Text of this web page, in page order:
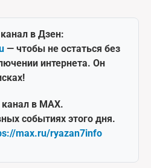
в Дзен:
— чтобы не остаться без
интернета. Он
в MAX.
событиях этого дня.
max.ru/ryazan7info